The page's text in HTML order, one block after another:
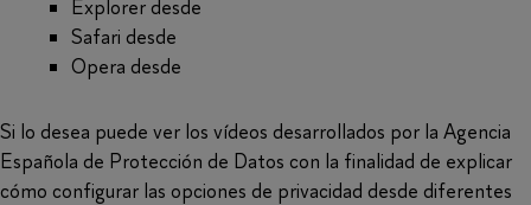
Explorer desde
Safari desde
Opera desde
Si lo desea puede ver los vídeos desarrollados por la Agencia
Española de Protección de Datos con la finalidad de explicar
cómo configurar las opciones de privacidad desde diferentes